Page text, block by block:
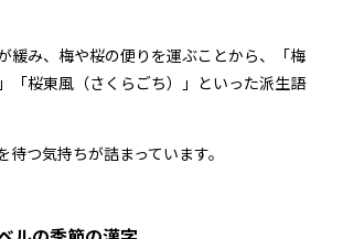
緩み、梅や桜の便りを運ぶことから、「梅
「桜東風（さくらごち）」といった派生語
待つ気持ちが詰まっています。